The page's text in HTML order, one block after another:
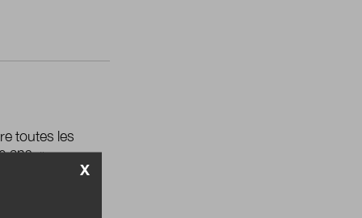
toutes les
ans. »
minima sociaux
Le plus
...
X